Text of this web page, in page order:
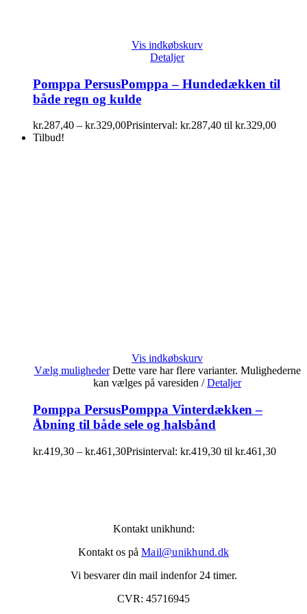
Vis indkøbskurv
Detaljer
Pomppa PersusPomppa – Hundedækken til
både regn og kulde
kr.287,40 – kr.329,00Prisinterval: kr.287,40 til kr.329,00
Tilbud!
Vis indkøbskurv
Vælg muligheder Dette vare har flere varianter. Mulighederne
kan vælges på varesiden / Detaljer
Pomppa PersusPomppa Vinterdækken –
Åbning til både sele og halsbånd
kr.419,30 – kr.461,30Prisinterval: kr.419,30 til kr.461,30
Kontakt unikhund:
Kontakt os på Mail@unikhund.dk
Vi besvarer din mail indenfor 24 timer.
CVR: 45716945